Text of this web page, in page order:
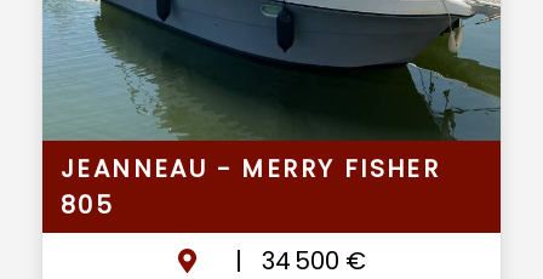
JEANNEAU - MERRY FISHER
805
|
34 500 €